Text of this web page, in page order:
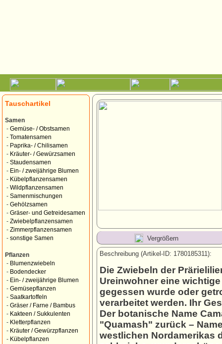
Tauschartikel
Samen
- Gemüse- / Obstsamen
- Tomatensamen
- Paprika- / Chilisamen
- Kräuter- / Gewürzsamen
- Staudensamen
- Ein- / zweijährige Blumen
- Kübelpflanzensamen
- Wildpflanzensamen
- Samenmischungen
- Gehölzsamen
- Gräser- und Getreidesamen
- Zwiebelpflanzensamen
- Zimmerpflanzensamen
- sonstige Samen
Pflanzen
- Blumenzwiebeln
- Bodendecker
- Ein- / zweijährige Blumen
- Gemüsepflanzen
- Saatkartoffeln
- Gräser / Farne / Bambus
- Kakteen / Sukkulenten
- Kletterpflanzen
- Kräuter / Gewürzpflanzen
- Kübelpflanzen
Vergrößern
Beschreibung (Artikel-ID: 1780185311):
Die Zwiebeln der
Ureinwohner eine
gegessen wurde oder
verarbeitet werden. Ihr
Der botanische Name
"Quamash" zurück –
westlichen Nordamerikas